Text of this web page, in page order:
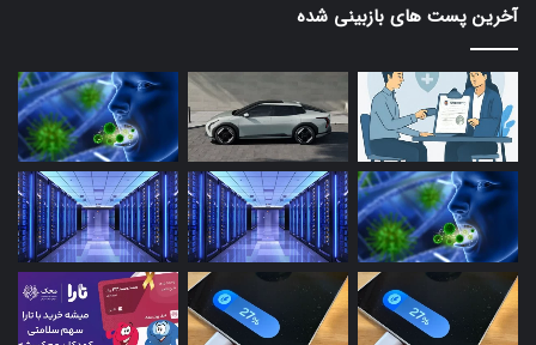
آخرین پست های بازبینی شده